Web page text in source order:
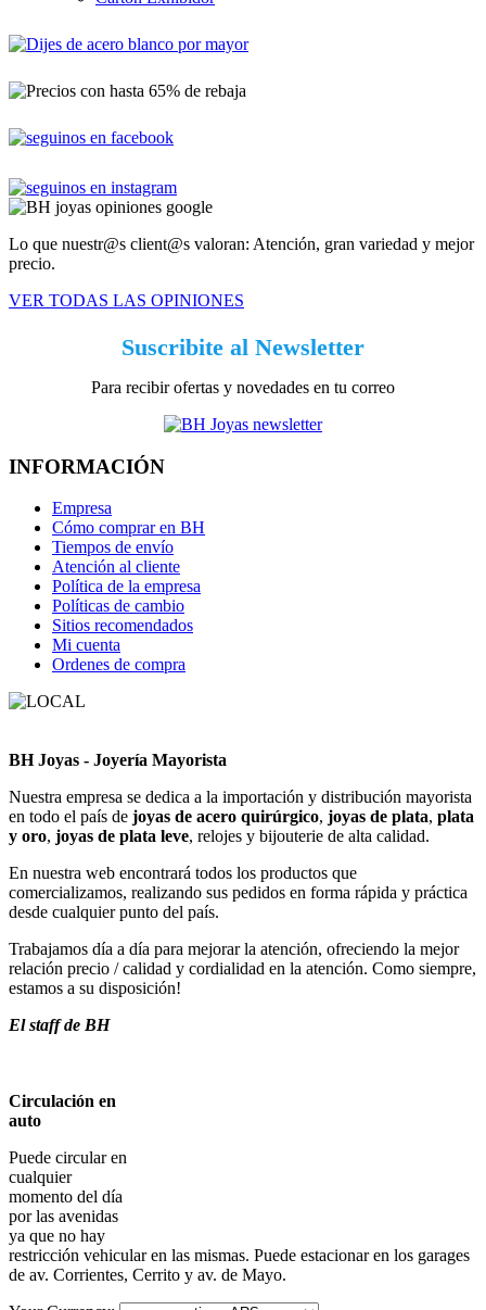
Lo que nuestr@s client@s valoran: Atención, gran variedad y mejor
precio.
VER TODAS LAS OPINIONES
Suscribite al Newsletter
Para recibir ofertas y novedades en tu correo
INFORMACIÓN
Empresa
Cómo comprar en BH
Tiempos de envío
Atención al cliente
Política de la empresa
Políticas de cambio
Sitios recomendados
Mi cuenta
Ordenes de compra
BH Joyas - Joyería Mayorista
Nuestra empresa se dedica a la importación y distribución mayorista
en todo el país de joyas de acero quirúrgico, joyas de plata, plata
y oro, joyas de plata leve, relojes y bijouterie de alta calidad.
En nuestra web encontrará todos los productos que
comercializamos, realizando sus pedidos en forma rápida y práctica
desde cualquier punto del país.
Trabajamos día a día para mejorar la atención, ofreciendo la mejor
relación precio / calidad y cordialidad en la atención. Como siempre,
estamos a su disposición!
El staff de BH
Circulación en
auto
Puede circular en
cualquier
momento del día
por las avenidas
ya que no hay
restricción vehicular en las mismas. Puede estacionar en los garages
de av. Corrientes, Cerrito y av. de Mayo.